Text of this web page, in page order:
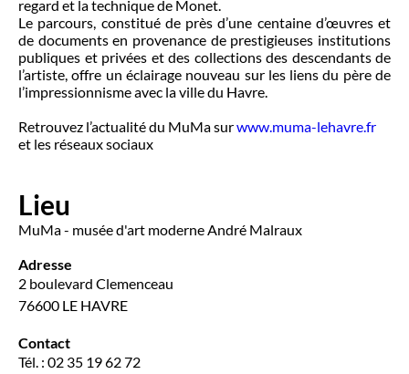
regard et la technique de Monet.
Le parcours, constitué de près d’une centaine d’œuvres et
de documents en provenance de prestigieuses institutions
publiques et privées et des collections des descendants de
l’artiste, offre un éclairage nouveau sur les liens du père de
l’impressionnisme avec la ville du Havre.
Retrouvez l’actualité du MuMa surwww.muma-lehavre.fr
et les réseaux sociaux
Lieu
MuMa - musée d'art moderne André Malraux
Adresse
2 boulevard Clemenceau
76600 LE HAVRE
Contact
Tél. : 02 35 19 62 72